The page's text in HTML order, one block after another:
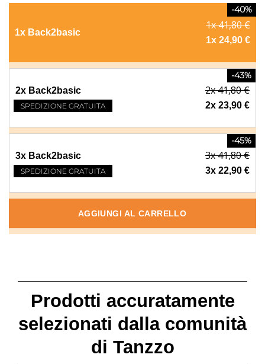
1x Back2basic
-40%
1x 41,80 €
1x 24,90 €
2x Back2basic
SPEDIZIONE GRATUITA
-43%
2x 41,80 €
2x 23,90 €
3x Back2basic
SPEDIZIONE GRATUITA
-45%
3x 41,80 €
3x 22,90 €
AGGIUNGI AL CARRELLO
Prodotti accuratamente
selezionati dalla comunità
di Tanzzo